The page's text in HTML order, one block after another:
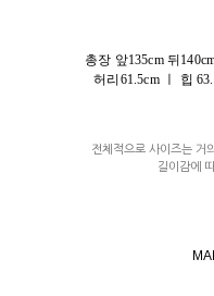
총장 앞135cm 뒤
허리61.5cm
힙
전체적으로 사이즈는 거
길이감에